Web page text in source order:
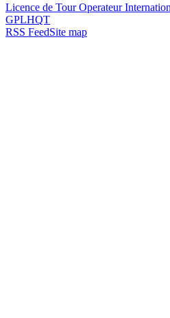
Licence de Tour Operateur
GPLHQT
RSS FeedSite map